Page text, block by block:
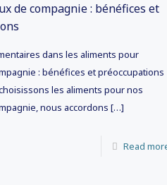
de compagnie : bénéfices et
dans les aliments pour
: bénéfices et préoccupations
les aliments pour nos
nous accordons […]
Read